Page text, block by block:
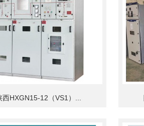
西HXGN15-12（VS1）...